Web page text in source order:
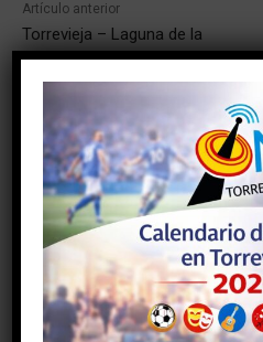
Artículo anterior
Torrevieja – Laguna de la
Mata – El Moncayo –
Recorral – Torrevieja
NOTICIAS RELACIONADAS
Cultura
Grandes
Reina de la
cultural de
09/08/2026
El futuro